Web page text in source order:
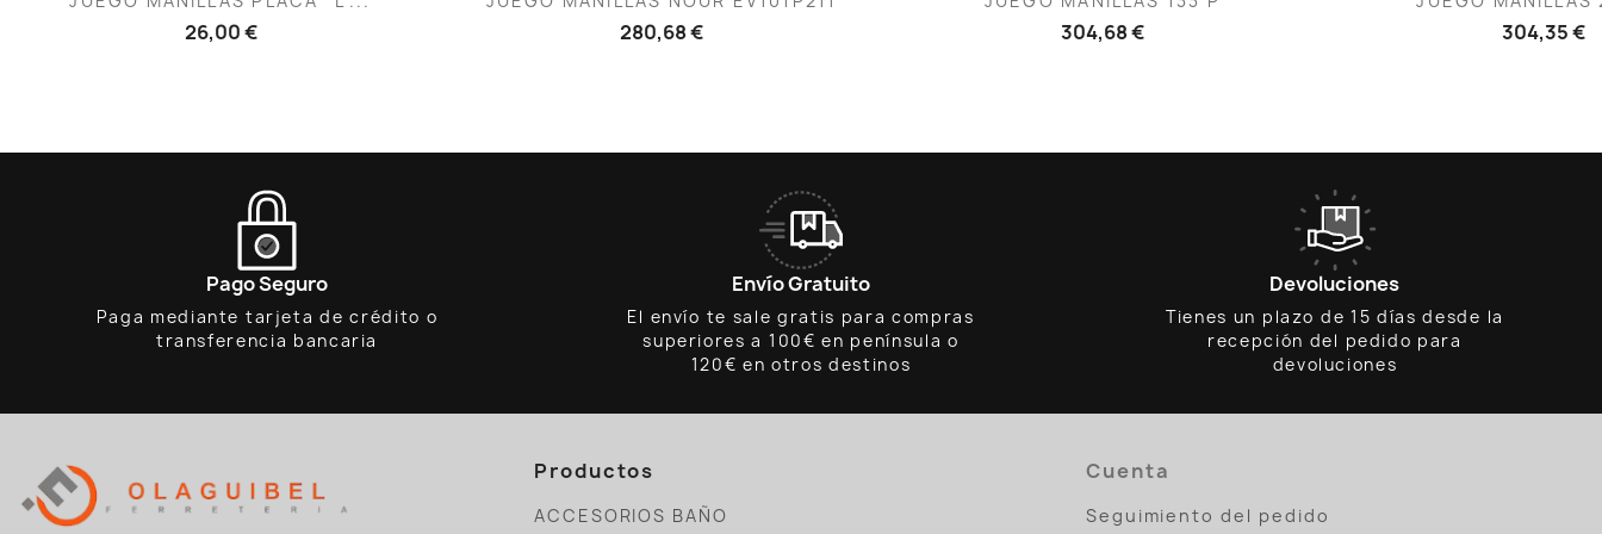
26,00 € 280,68 € 304,68 € 304,35 €
Pago Seguro
Paga mediante tarjeta de crédito o
transferencia bancaria
Envío Gratuito
El envío te sale gratis para compras
superiores a 100€ en península o
120€ en otros destinos
Devoluciones
Tienes un plazo de 15 días desde la
recepción del pedido para
devoluciones
Productos
ACCESORIOS BAÑO
Cuenta
Seguimiento del pedido